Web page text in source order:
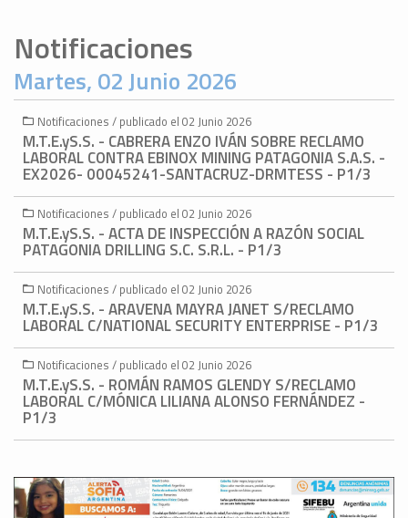
Notificaciones
Martes, 02 Junio 2026
Notificaciones / publicado el 02 Junio 2026
M.T.E.yS.S. - CABRERA ENZO IVÁN SOBRE RECLAMO
LABORAL CONTRA EBINOX MINING PATAGONIA S.A.S. -
EX2026- 00045241-SANTACRUZ-DRMTESS - P1/3
Notificaciones / publicado el 02 Junio 2026
M.T.E.yS.S. - ACTA DE INSPECCIÓN A RAZÓN SOCIAL
PATAGONIA DRILLING S.C. S.R.L. - P1/3
Notificaciones / publicado el 02 Junio 2026
M.T.E.yS.S. - ARAVENA MAYRA JANET S/RECLAMO
LABORAL C/NATIONAL SECURITY ENTERPRISE - P1/3
Notificaciones / publicado el 02 Junio 2026
M.T.E.yS.S. - ROMÁN RAMOS GLENDY S/RECLAMO
LABORAL C/MÓNICA LILIANA ALONSO FERNÁNDEZ -
P1/3